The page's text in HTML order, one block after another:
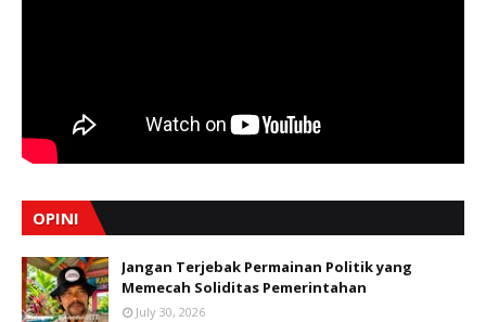
OPINI
Jangan Terjebak Permainan Politik yang
Memecah Soliditas Pemerintahan
July 30, 2026